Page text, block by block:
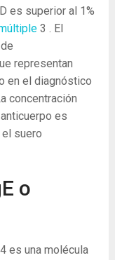
es superior al 1%
3 . El
representan
en el diagnóstico
concentración
es
suero
o
4 es una molécula